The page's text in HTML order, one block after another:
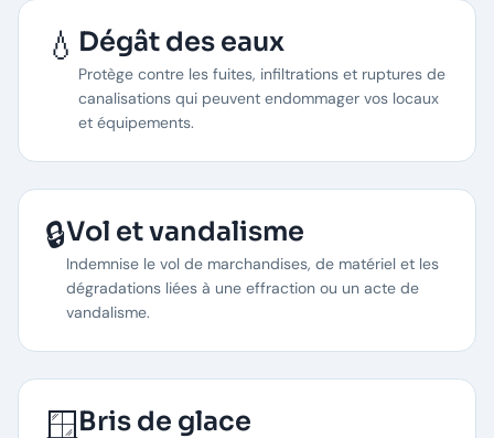
💧 Dégât des eaux
Protège contre les fuites, infiltrations et ruptures de
canalisations qui peuvent endommager vos locaux
et équipements.
🔒Vol et vandalisme
Indemnise le vol de marchandises, de matériel et les
dégradations liées à une effraction ou un acte de
vandalisme.
🪟Bris de glace